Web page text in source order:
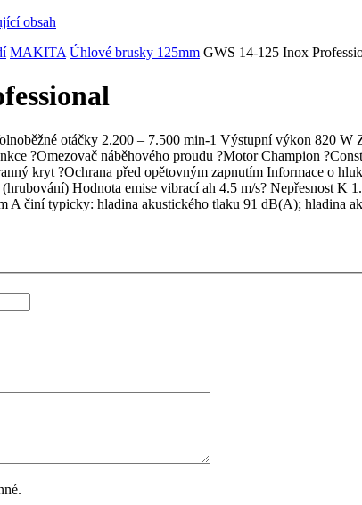
obsah
MAKITA Úhlové brusky 125mm GWS 14-125 Inox
otáčky 2.200 – 7.500 min-1 Výstupní výkon 820
?Omezovač náběhového proudu ?Motor Champion
kryt ?Ochrana před opětovným zapnutím Informace o
Hodnota emise vibrací ah 4.5 m/s? Nepřesnost K
A činí typicky: hladina akustického tlaku 91 dB(A); hladina